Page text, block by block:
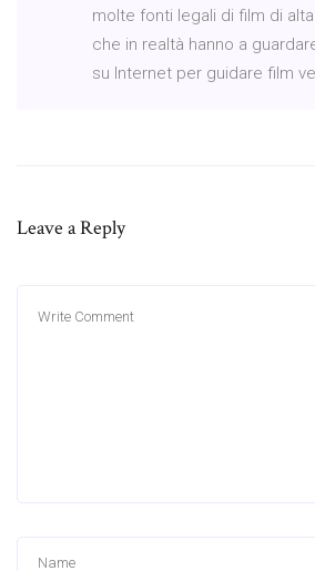
molte fonti legali di film di
che in realtà hanno a
su Internet per guidare film
Leave a Reply